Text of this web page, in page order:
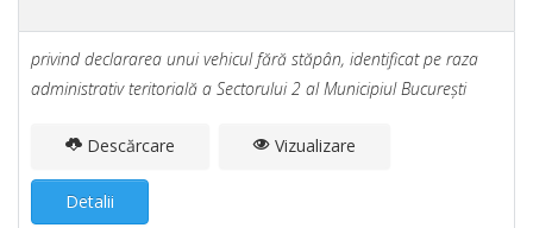
privind declararea unui vehicul fără stăpân, identificat pe raza
administrativ teritorială a Sectorului 2 al Municipiul Bucureşti
Descărcare Vizualizare
Detalii